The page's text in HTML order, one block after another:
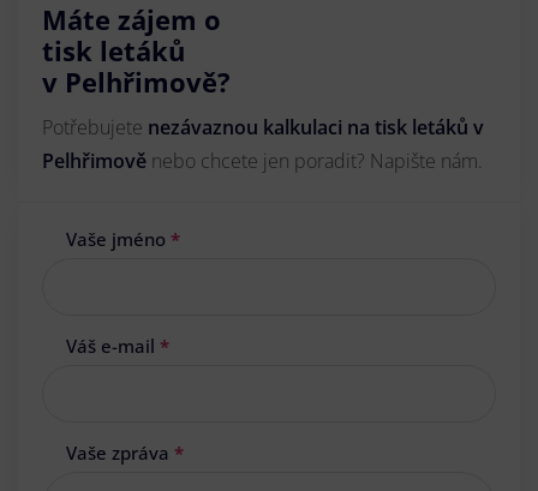
Máte zájem o
tisk letáků
v Pelhřimově?
Potřebujete nezávaznou kalkulaci na tisk letáků v
Pelhřimově nebo chcete jen poradit? Napište nám.
Vaše jméno *
Váš e-mail *
Vaše zpráva *